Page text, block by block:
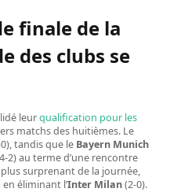
finale de la
des clubs se
leurqualification pour les
matchs des huitièmes. Le
tandis que le Bayern Munich
2) au terme d’une rencontre
surprenant de la journée,
éliminant l’Inter Milan(2-0).